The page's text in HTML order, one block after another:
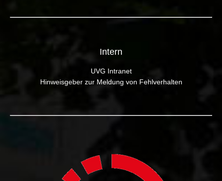
Intern
UVG Intranet
Hinweisgeber zur Meldung von Fehlverhalten